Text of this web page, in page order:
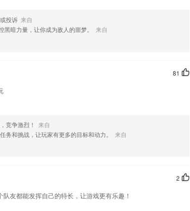
投诉 来自
黑暗力量，让你成为敌人的噩梦。
来自
81
竞争激烈！
来自
务和挑战，让玩家有更多的目标和动力。
来自
2
友都能发挥自己的特长，让游戏更有乐趣！